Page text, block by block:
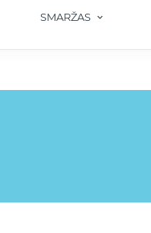
SMARŽAS